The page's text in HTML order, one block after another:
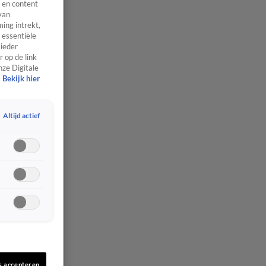
en content
intrekt,
op de link
Digitale
Bekijk hier
Altijd actief